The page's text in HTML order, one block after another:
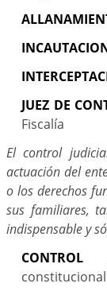
JUEZ DE
Fiscalía
El control
actuación del
o los derechos
sus familiares,
indispensable y
CONTROL